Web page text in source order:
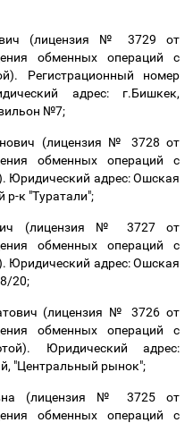
(лицензия № 3729 от
обменных операций с
Регистрационный номер
адрес: г.Бишкек,
№7;
(лицензия № 3728 от
обменных операций с
Юридический адрес: Ошская
р-к "Туратали";
(лицензия № 3727 от
обменных операций с
Юридический адрес: Ошская
20;
(лицензия № 3726 от
обменных операций с
Юридический адрес:
"Центральный рынок";
(лицензия № 3725 от
обменных операций с